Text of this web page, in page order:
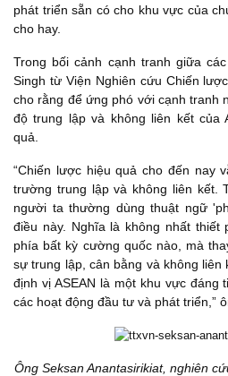
phát triển sẵn có cho khu vực của
cho hay.
Trong bối cảnh cạnh tranh giữa
Singh từ Viện Nghiên cứu Chiến
cho rằng để ứng phó với cạnh tranh
độ trung lập và không liên kết của
quả.
“Chiến lược hiệu quả cho đến nay
trường trung lập và không liên kết.
người ta thường dùng thuật ngữ
điều này. Nghĩa là không nhất thiết
phía bất kỳ cường quốc nào, mà
sự trung lập, cân bằng và không
định vị ASEAN là một khu vực đáng
các hoạt động đầu tư và phát triển,”
Ông Seksan Anantasirikiat, nghiên